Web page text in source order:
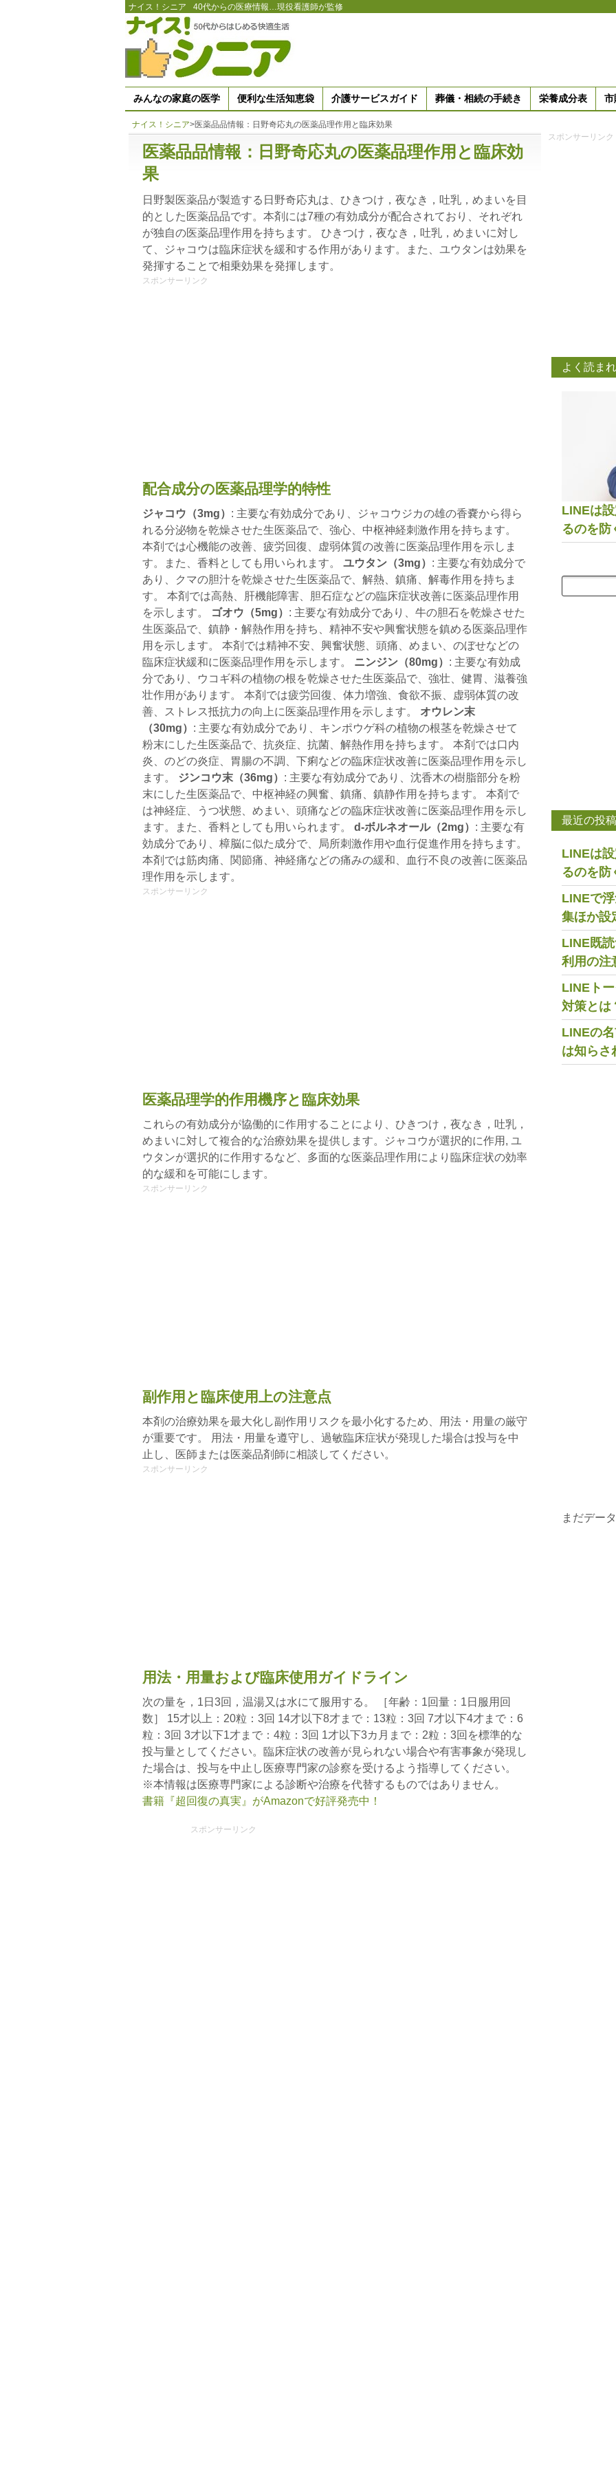
ナイス！シニア 40代からの医療情報…現役看護師が監修
みんなの家庭の医学 便利な生活知恵袋 介護サービスガイド 葬儀・相続の手続き 栄養成分表 市
ナイス！シニア>医薬品品情報：日野奇応丸の医薬品理作用と臨床効果
医薬品品情報：日野奇応丸の医薬品理作用と臨床効
果
日野製医薬品が製造する日野奇応丸は、ひきつけ，夜なき，吐乳，めまいを目
的とした医薬品品です。本剤には7種の有効成分が配合されており、それぞれ
が独自の医薬品理作用を持ちます。 ひきつけ，夜なき，吐乳，めまいに対し
て、ジャコウは臨床症状を緩和する作用があります。また、ユウタンは効果を
発揮することで相乗効果を発揮します。
スポンサーリンク
配合成分の医薬品理学的特性
ジャコウ（3mg） : 主要な有効成分であり、ジャコウジカの雄の香嚢から得ら
れる分泌物を乾燥させた生医薬品で、強心、中枢神経刺激作用を持ちます。
本剤では心機能の改善、疲労回復、虚弱体質の改善に医薬品理作用を示しま
す。また、香料としても用いられます。 ユウタン（3mg） : 主要な有効成分で
あり、クマの胆汁を乾燥させた生医薬品で、解熱、鎮痛、解毒作用を持ちま
す。 本剤では高熱、肝機能障害、胆石症などの臨床症状改善に医薬品理作用
を示します。
ゴオウ（5mg） : 主要な有効成分であり、牛の胆石を乾燥させた
生医薬品で、鎮静・解熱作用を持ち、精神不安や興奮状態を鎮める医薬品理作
用を示します。 本剤では精神不安、興奮状態、頭痛、めまい、のぼせなどの
臨床症状緩和に医薬品理作用を示します。 ニンジン（80mg） : 主要な有効成
分であり、ウコギ科の植物の根を乾燥させた生医薬品で、強壮、健胃、滋養強
壮作用があります。 本剤では疲労回復、体力増強、食欲不振、虚弱体質の改
善、ストレス抵抗力の向上に医薬品理作用を示します。 オウレン末
（30mg） : 主要な有効成分であり、キンポウゲ科の植物の根茎を乾燥させて
粉末にした生医薬品で、抗炎症、抗菌、解熱作用を持ちます。 本剤では口内
炎、のどの炎症、胃腸の不調、下痢などの臨床症状改善に医薬品理作用を示し
ます。 ジンコウ末（36mg） : 主要な有効成分であり、沈香木の樹脂部分を粉
末にした生医薬品で、中枢神経の興奮、鎮痛、鎮静作用を持ちます。 本剤で
は神経症、うつ状態、めまい、頭痛などの臨床症状改善に医薬品理作用を示し
ます。また、香料としても用いられます。 d-ボルネオール（2mg） : 主要な有
効成分であり、樟脳に似た成分で、局所刺激作用や血行促進作用を持ちます。
本剤では筋肉痛、関節痛、神経痛などの痛みの緩和、血行不良の改善に医薬品
理作用を示します。
スポンサーリンク
医薬品理学的作用機序と臨床効果
これらの有効成分が協働的に作用することにより、ひきつけ，夜なき，吐乳，
めまいに対して複合的な治療効果を提供します。ジャコウが選択的に作用, ユ
ウタンが選択的に作用するなど、多面的な医薬品理作用により臨床症状の効率
的な緩和を可能にします。
スポンサーリンク
副作用と臨床使用上の注意点
本剤の治療効果を最大化し副作用リスクを最小化するため、用法・用量の厳守
が重要です。 用法・用量を遵守し、過敏臨床症状が発現した場合は投与を中
止し、医師または医薬品剤師に相談してください。
スポンサーリンク
用法・用量および臨床使用ガイドライン
次の量を，1日3回，温湯又は水にて服用する。 ［年齢：1回量：1日服用回
数］ 15才以上：20粒：3回 14才以下8才まで：13粒：3回 7才以下4才まで：6
粒：3回 3才以下1才まで：4粒：3回 1才以下3カ月まで：2粒：3回を標準的な
投与量としてください。臨床症状の改善が見られない場合や有害事象が発現し
た場合は、投与を中止し医療専門家の診察を受けるよう指導してください。
※本情報は医療専門家による診断や治療を代替するものではありません。
書籍『超回復の真実』がAmazonで好評発売中！
スポンサーリンク
スポンサーリンク
よく読ま
LINEは
るのを防
最近の投稿
LINEは
るのを防
LINEで
集ほか設
LINE既
利用の注
LINEト
対策とは
LINEの
は知らさ
まだデー